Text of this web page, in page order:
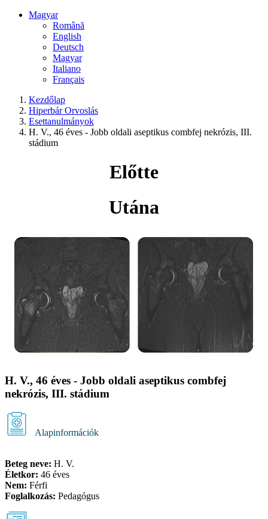
Magyar
Română
English
Deutsch
Magyar
Italiano
Français
Kezdőlap
Hiperbár Orvoslás
Esettanulmányok
H. V., 46 éves - Jobb oldali aseptikus combfej nekrózis, III.
stádium
Előtte
Utána
H. V., 46 éves - Jobb oldali aseptikus combfej
nekrózis, III. stádium
Alapinformációk
Beteg neve: H. V.
Életkor: 46 éves
Nem: Férfi
Foglalkozás: Pedagógus